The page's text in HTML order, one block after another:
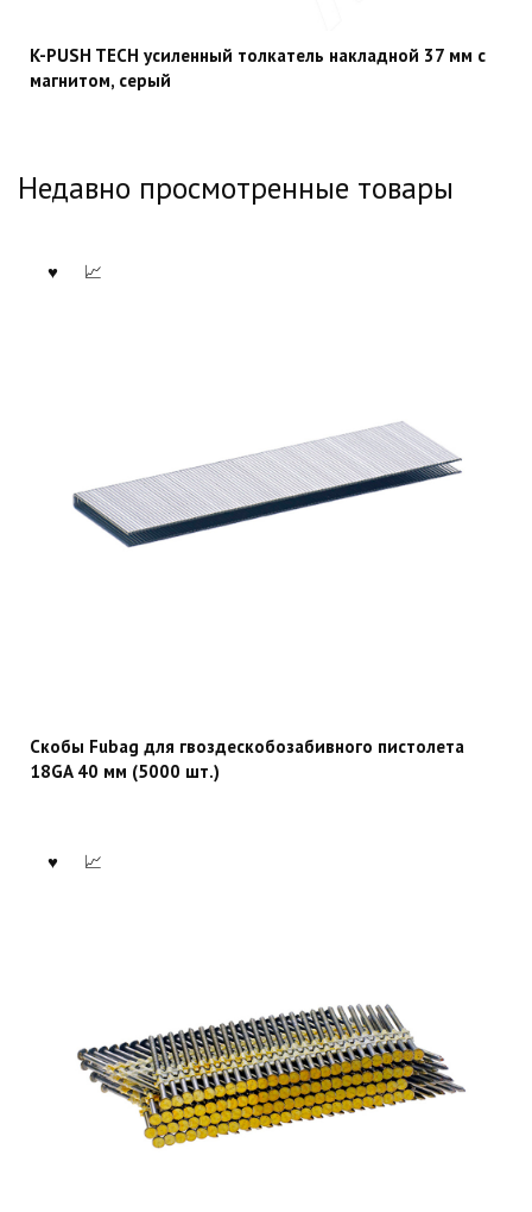
K-PUSH TECH усиленный толкатель накладной 37 мм с
магнитом, серый
Недавно просмотренные товары
Скобы Fubag для гвоздескобозабивного пистолета
18GA 40 мм (5000 шт.)